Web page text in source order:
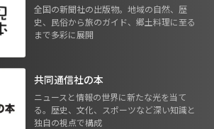
全国の新聞社の出版物。地域の自然、歴
史、民俗から旅のガイド、郷土料理に至る
まで多彩に展開
共同通信社の本
ニュースと情報の世界に新たな光を当て
る。歴史、文化、スポーツなど深い知識と
独自の視点で構成